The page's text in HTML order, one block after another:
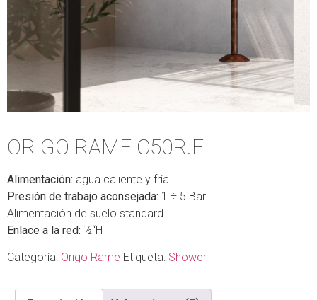
ORIGO RAME C50R.E
Alimentación: agua caliente y fría
Presión de trabajo aconsejada: 1 ÷ 5 Bar
Alimentación de suelo standard
Enlace a la red: ½“H
Categoría: Origo Rame Etiqueta: Shower